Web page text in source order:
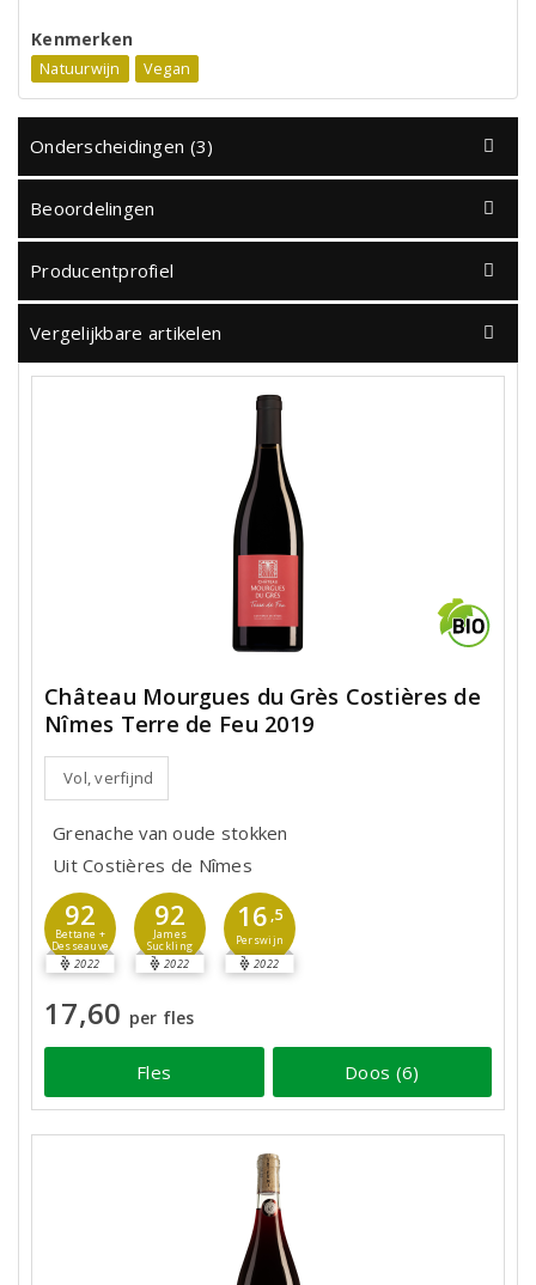
Kenmerken
Natuurwijn Vegan
Onderscheidingen (3)
Beoordelingen
Producentprofiel
Vergelijkbare artikelen
Château Mourgues du Grès Costières de
Nîmes Terre de Feu 2019
Vol, verfijnd
Grenache van oude stokken
Uit Costières de Nîmes
92
Bettane +
Desseauve
2022
92
James
Suckling
2022
16 ,5
Perswijn
2022
17,60 per fles
Fles Doos (6)